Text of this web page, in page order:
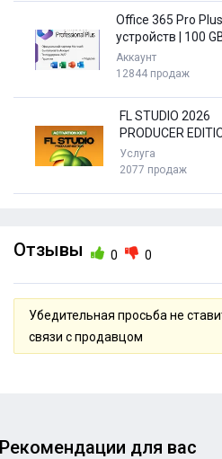
Office 365 Pro
устройств | 100
Облако| 1 год
Аккаунт
12844 продаж
FL STUDIO 2026
PRODUCER
[Бессрочная]
Услуга
2077 продаж
Отзывы 0 0
Убедительная просьба не
связи с продавцом
Рекомендации для вас